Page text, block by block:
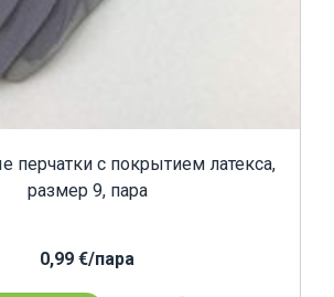
перчатки с покрытием латекса,
размер 9, пара
0,99 €/пара